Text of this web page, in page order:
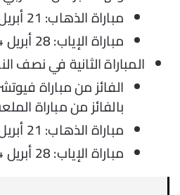
مباراة الذهاب: 21 أبريل 2024
مباراة الإياب: 28 أبريل 2024
المباراة الثانية في نصف
الفائز من مباراة
بالفائز من مباراة
مباراة الذهاب: 21 أبريل 2024
مباراة الإياب: 28 أبريل 2024